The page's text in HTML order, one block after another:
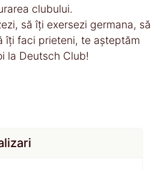
clubului.
să îți exersezi germana, să
îți faci prieteni, te așteptăm
la Deutsch Club!